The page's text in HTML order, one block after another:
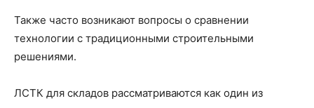
Также часто возникают вопросы о сравнении
технологии с традиционными строительными
решениями.
ЛСТК для складов рассматриваются как один из